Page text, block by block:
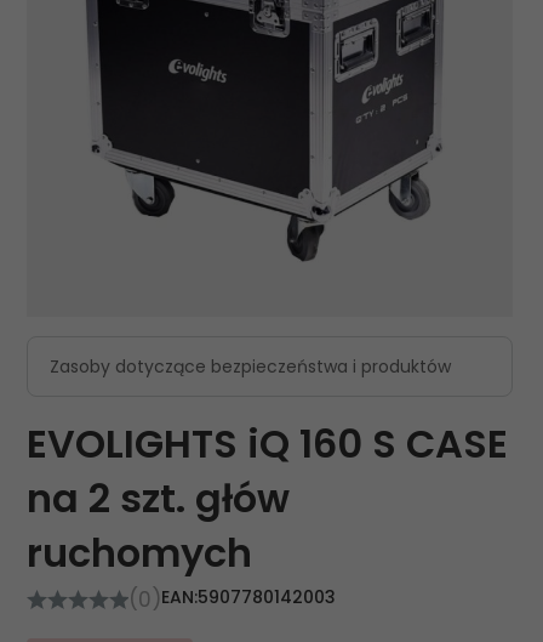
Zasoby dotyczące bezpieczeństwa i produktów
EVOLIGHTS iQ 160 S CASE
na 2 szt. głów
ruchomych
(0)EAN:5907780142003